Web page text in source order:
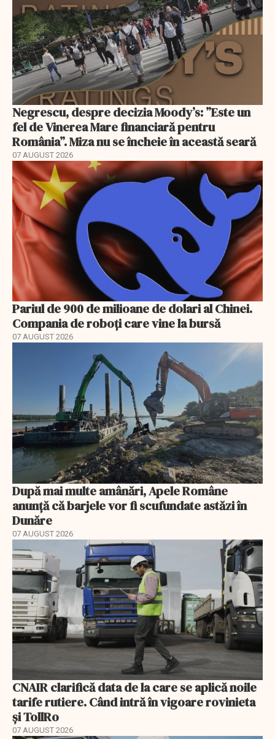
Negrescu, despre decizia Moody’s: ”Este un
fel de Vinerea Mare financiară pentru
România”. Miza nu se încheie în această seară
07 AUGUST 2026
Pariul de 900 de milioane de dolari al Chinei.
Compania de roboți care vine la bursă
07 AUGUST 2026
După mai multe amânări, Apele Române
anunță că barjele vor fi scufundate astăzi în
Dunăre
07 AUGUST 2026
CNAIR clarifică data de la care se aplică noile
tarife rutiere. Când intră în vigoare rovinieta
și TollRo
07 AUGUST 2026